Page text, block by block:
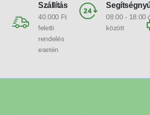
Szállítás
40.000 Ft
feletti
rendelés
esetén
08:00 - 18:00
között